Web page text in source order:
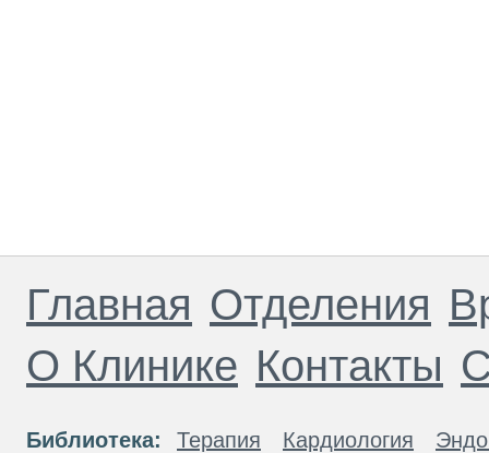
Главная Отделения
О Клинике Контакты
Библиотека: Терапия Кардиология